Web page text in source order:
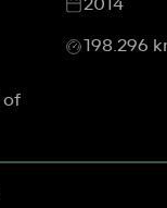
198.296
of